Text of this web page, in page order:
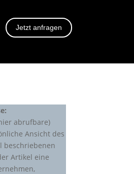
Jetzt anfragen
abrufbare)
Ansicht des
beschriebenen
Artikel eine